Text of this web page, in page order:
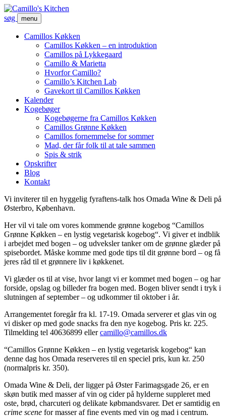
søg menu
Camillos Køkken
Camillos Køkken – en introduktion
Camillos på Lykkegaard
Camillo & Marietta
Hvorfor Camillo?
Camillo’s Kitchen Lab
Gavekort til Camillos Køkken
Kalender
Kogebøger
Kogebøgerne fra Camillos Køkken
Camillos Grønne Køkken
Camillos fornemmelse for sommer
Mad, der får folk til at tale sammen
Spis & strik
Opskrifter
Blog
Kontakt
Vi inviterer til en hyggelig fyraftens-talk hos Omada Wine & Deli på
Østerbro, København.
Her vil vi tale om vores kommende grønne kogebog “Camillos
Grønne Køkken – en lystig vegetarisk kogebog“. Vi giver et indblik
i arbejdet med bogen – og udveksler tanker om de grønne glæder på
spisebordet. Måske komme med gode tips til dit grønne bord – og få
jeres råd til et grønnere liv i køkkenet.
Vi glæder os til at vise, hvor langt vi er kommet med bogen – og har
forside, opslag og billeder fra bogen med. Bogen bliver sendt i tryk i
slutningen af september – og udkommer til oktober i år.
Arrangementet foregår fra kl. 17-19. Omada serverer et glas vin og
vi disker op med gode snacks fra den nye kogebog. Pris kr. 225.
Tilmelding tel 40636899 ellercamillo@camillos.dk
“Camillos Grønne Køkken – en lystig vegetarisk kogebog“ kan
denne dag hos Omada reserveres til en speciel pris, kun kr. 250
(normalpris kr. 350).
Omada Wine & Deli, der ligger på Øster Farimagsgade 26, er en
skøn butik med masser af vin og cider på hylderne suppleret med
oste, brød, charcuteri og delikate købmandsvarer. Det er samtidig en
crime scene for masser af fine events med vin og mad i centrum.